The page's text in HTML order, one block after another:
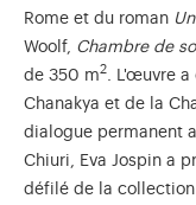
Rome et du roman
Woolf, Chambre de
de 350 m2
. L'œuvre
Chanakya et de la
dialogue permanent
Chiuri, Eva Jospin a
défilé de la collection